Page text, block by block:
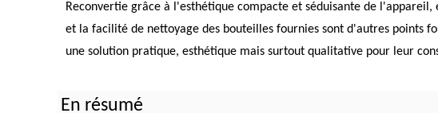
Reconvertie grâce à l'esthétique compacte et séduisante de l'appareil,
et la facilité de nettoyage des bouteilles fournies sont d'autres points
une solution pratique, esthétique mais surtout qualitative pour leur
En résumé